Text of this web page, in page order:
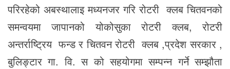
परिरहेको अबस्थालाइ मध्यनजर गरि रोटरी क्लब चितवनको
समन्वयमा जापानको योकोसुका रोटरी क्लब, रोटरी
अन्तर्राष्ट्रिय फन्ड र चितवन रोटरी क्लब ,प्रदेश सरकार ,
बुलिङ्टार गा. वि. स को सहयोगमा सम्पन्न गर्ने सम्झौता